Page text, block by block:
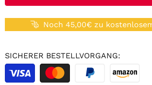
Noch 45,00€ zu
SICHERER BESTELLVORGANG: